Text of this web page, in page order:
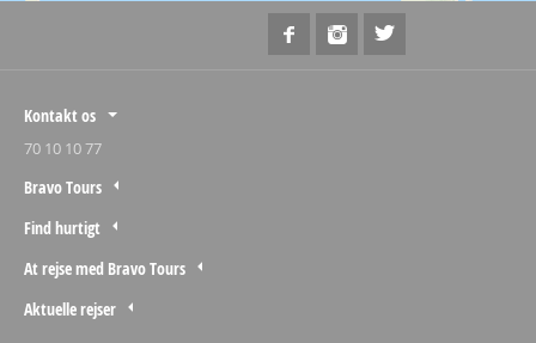
Kontakt os
70 10 10 77
Bravo Tours
Find hurtigt
At rejse med Bravo Tours
Aktuelle rejser